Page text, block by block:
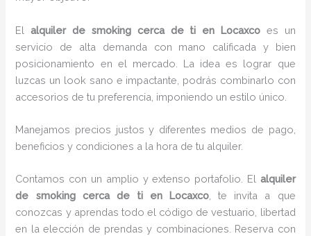
Elalquiler de smoking cerca de ti en Locaxco es un
servicio de alta demanda con mano calificada y bien
posicionamiento en el mercado. La idea es lograr que
luzcas un look sano e impactante, podrás combinarlo con
accesorios de tu preferencia, imponiendo un estilo único.
Manejamos precios justos y diferentes medios de pago,
beneficios y condiciones a la hora de tu alquiler.
Contamos con un amplio y extenso portafolio. El alquiler
de smoking cerca de ti en Locaxco, te invita a que
conozcas y aprendas todo el código de vestuario, libertad
en la elección de prendas y combinaciones. Reserva con